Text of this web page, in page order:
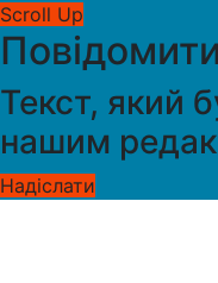
Scroll Up
Текст, який
нашим
Надіслати